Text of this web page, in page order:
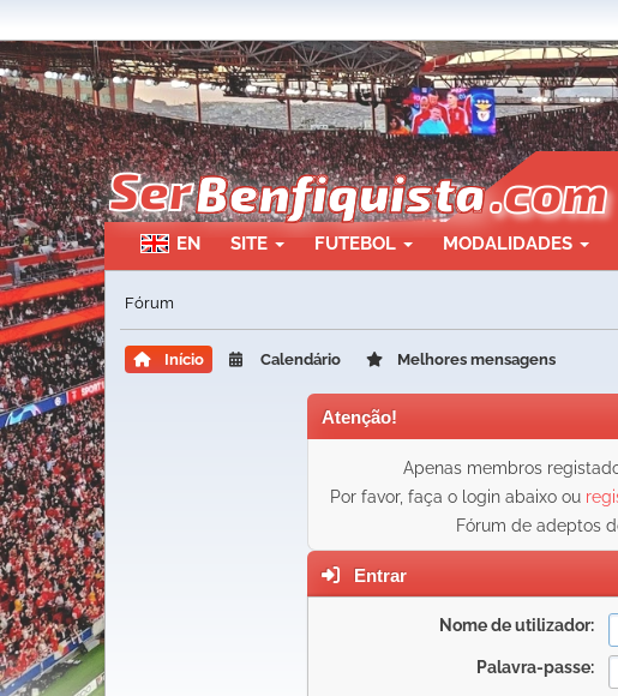
EN SITE FUTEBOL MODALIDADES
Fórum
Início Calendário Melhores mensagens
Atenção!
Apenas membros
Por favor, faça o login abaixo ou
Fórum de adeptos
Entrar
Nome de utilizador:
Palavra-passe: